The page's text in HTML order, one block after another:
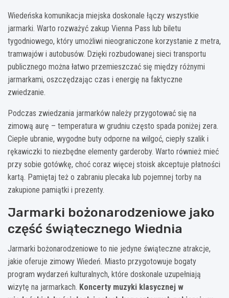
Wiedeńska komunikacja miejska doskonale łączy wszystkie
jarmarki. Warto rozważyć zakup Vienna Pass lub biletu
tygodniowego, który umożliwi nieograniczone korzystanie z metra,
tramwajów i autobusów. Dzięki rozbudowanej sieci transportu
publicznego można łatwo przemieszczać się między różnymi
jarmarkami, oszczędzając czas i energię na faktyczne
zwiedzanie.
Podczas zwiedzania jarmarków należy przygotować się na
zimową aurę – temperatura w grudniu często spada poniżej zera.
Ciepłe ubranie, wygodne buty odporne na wilgoć, ciepły szalik i
rękawiczki to niezbędne elementy garderoby. Warto również mieć
przy sobie gotówkę, choć coraz więcej stoisk akceptuje płatności
kartą. Pamiętaj też o zabraniu plecaka lub pojemnej torby na
zakupione pamiątki i prezenty.
Jarmarki bożonarodzeniowe jako
część świątecznego Wiednia
Jarmarki bożonarodzeniowe to nie jedyne świąteczne atrakcje,
jakie oferuje zimowy Wiedeń. Miasto przygotowuje bogaty
program wydarzeń kulturalnych, które doskonale uzupełniają
wizytę na jarmarkach. Koncerty muzyki klasycznej w